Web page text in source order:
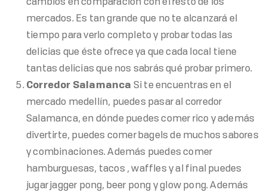
cambios en comparación con el resto de los
mercados. Es tan grande que no te alcanzará el
tiempo para verlo completo y probar todas las
delicias que éste ofrece ya que cada local tiene
tantas delicias que nos sabrás qué probar primero.
Corredor Salamanca Si te encuentras en el
mercado medellín, puedes pasar al corredor
Salamanca, en dónde puedes comer rico y además
divertirte, puedes comer bagels de muchos sabores
y combinaciones. Además puedes comer
hamburguesas, tacos , waffles y al final puedes
jugar jagger pong, beer pong y glow pong. Además